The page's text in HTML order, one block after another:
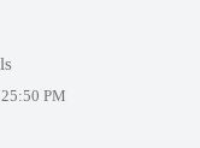
PM